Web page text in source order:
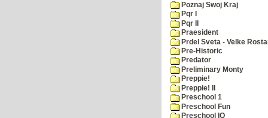
Poznaj Swoj Kraj
Pqr I
Pqr II
Praesident
Prdel Sveta - Velke
Pre-Historic
Predator
Preliminary Monty
Preppie!
Preppie! II
Preschool 1
Preschool Fun
Preschool IQ